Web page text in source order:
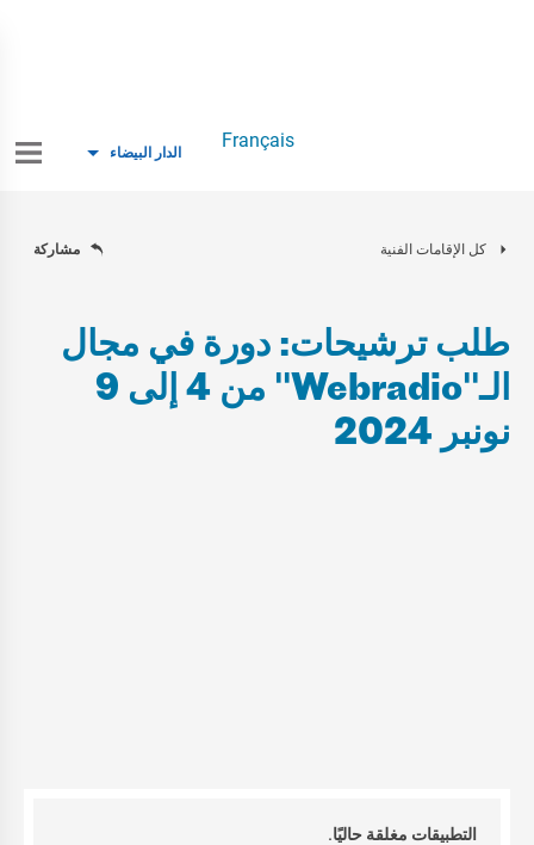
Français
الدار البيضاء
كل الإقامات الفنية مشاركة
طلب ترشيحات: دورة في مجال
الـ"Webradio" من 4 إلى 9
نونبر 2024
التطبيقات مغلقة حاليًا.